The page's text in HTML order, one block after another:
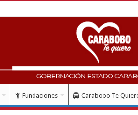
Fundaciones Carabobo Te